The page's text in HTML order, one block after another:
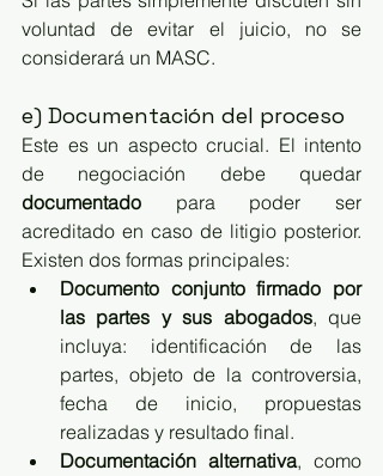
voluntad de evitar el juicio, no se
considerará un MASC.
e) Documentación del proceso
Este es un aspecto crucial. El intento
documentado para poder ser
acreditado en caso de litigio posterior.
Existen dos formas principales:
Documento conjunto firmado por
las partes y sus abogados, que
incluya: identificación de las
partes, objeto de la controversia,
fecha de inicio, propuestas
realizadas y resultado final.
Documentación alternativa, como